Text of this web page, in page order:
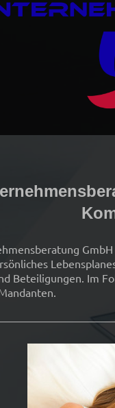
GmbH
Beteiligungen. Im